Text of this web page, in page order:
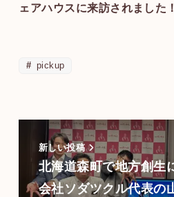
ェアハウスに来訪されました！
pickup
新しい投稿
北海道森町で地方創生
会社ソダツクル代表の